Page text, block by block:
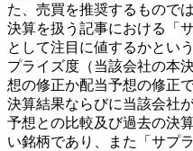
た、売買を推奨するもので
決算を扱う記事における「
として注目に値するかとい
プライズ度（当該会社の本
想の修正か配当予想の修正
決算結果ならびに当該会社
予想との比較及び過去の決
い銘柄であり、また「サプ